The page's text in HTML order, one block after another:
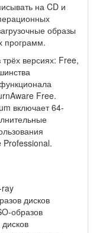
на CD и
образы
программ.
версиях: Free,
Free.
включает 64-
Professional.
дисков
образов